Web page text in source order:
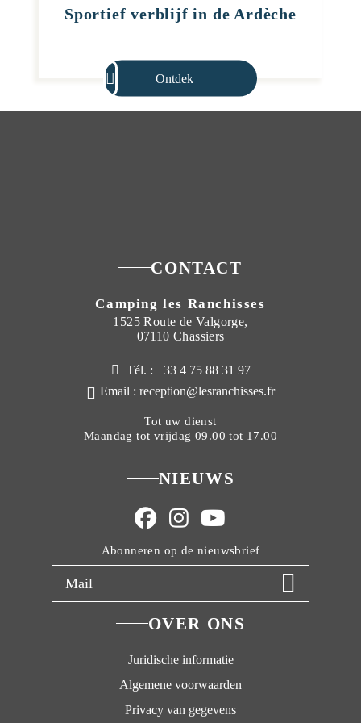
Sportief verblijf in de Ardèche
Ontdek
CONTACT
Camping les Ranchisses
1525 Route de Valgorge,
07110 Chassiers
Tél. : +33 4 75 88 31 97
Email : reception@lesranchisses.fr
Tot uw dienst
Maandag tot vrijdag 09.00 tot 17.00
NIEUWS
Abonneren op de nieuwsbrief
OVER ONS
Juridische informatie
Algemene voorwaarden
Privacy van gegevens